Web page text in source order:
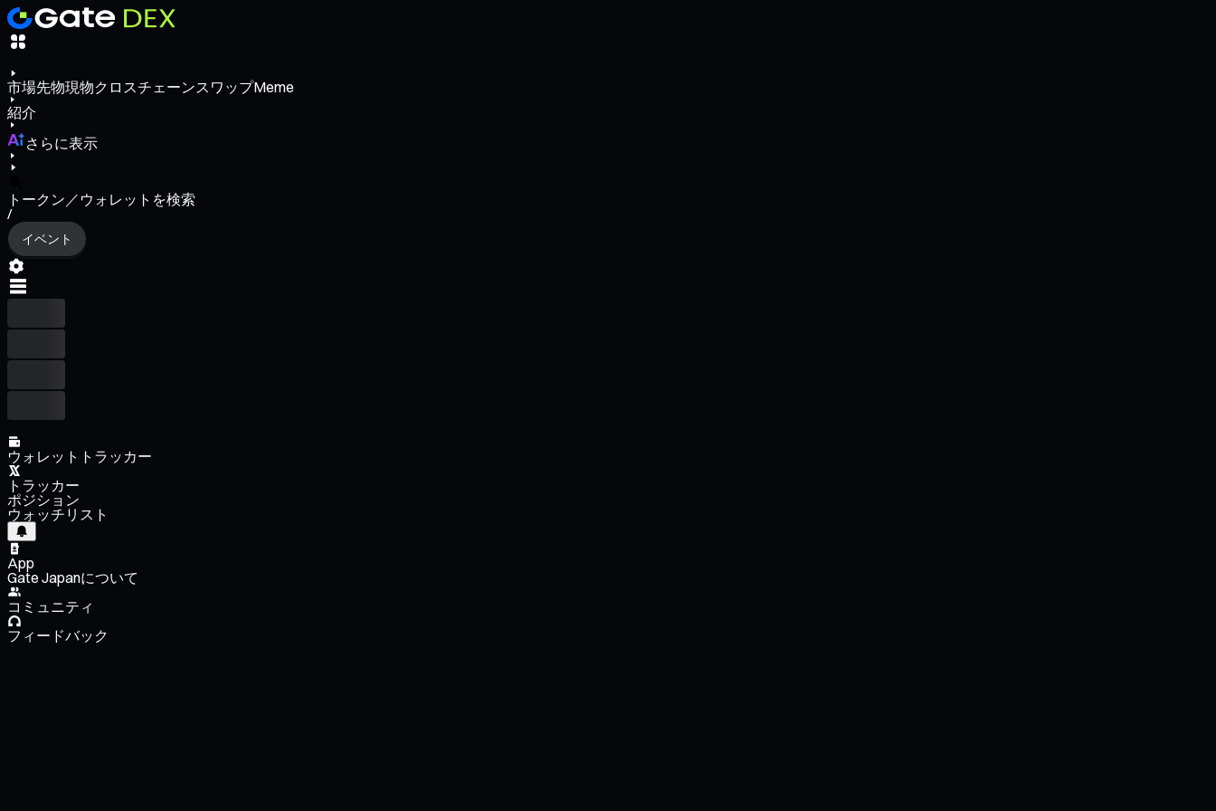
市場先物現物クロスチェーンスワップMeme
紹介
さらに表示
トークン／ウォレットを検索
/
イベント
ウォレットトラッカー
トラッカー
ポジション
ウォッチリスト
App
Gate Japanについて
コミュニティ
フィードバック